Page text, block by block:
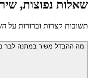
שאלות נפוצות,
תשובות קצרות וברורות על
מה ההבדל משיר במתנה לבר